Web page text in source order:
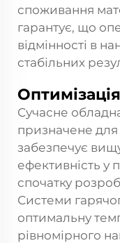
споживання
гарантує, що
відмінності в
стабільних
Сучасне
призначене для
забезпечує
ефективність у
спочатку
Системи
оптимальну
рівномірного